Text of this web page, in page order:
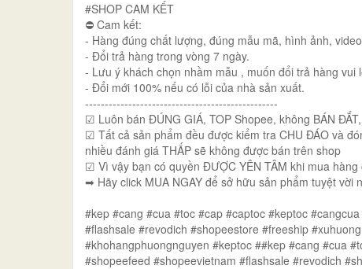
#SHOP CAM KẾT
⛔ Cam kết:
- Hàng đúng chất lượng, đúng mẫu mã, hình ảnh,
- Đổi trả hàng trong vòng 7 ngày.
- Lưu ý khách chọn nhầm mẫu , muốn đổi trả hàng
- Đổi mới 100% nếu có lỗi của nhà sản xuất.
-------------------------------------------------
☑ Luôn bán ĐÚNG GIÁ, TOP Shopee, không BÁN
☑ Tất cả sản phẩm đều được kiểm tra CHU ĐÁO và
nhiều đánh giá THẤP sẽ không được bán trên shop
☑ Vì vậy bạn có quyền ĐƯỢC YÊN TÂM khi mua hàng
➡ Hãy click MUA NGAY để sở hữu sản phẩm tuyệt vời
#kep #cang #cua #toc #cap #captoc #keptoc
#flashsale #revodich #shopeestore #freeship
#khohangphuongnguyen #keptoc ##kep #cang #cua
#shopeefeed #shopeevietnam #flashsale #revodich